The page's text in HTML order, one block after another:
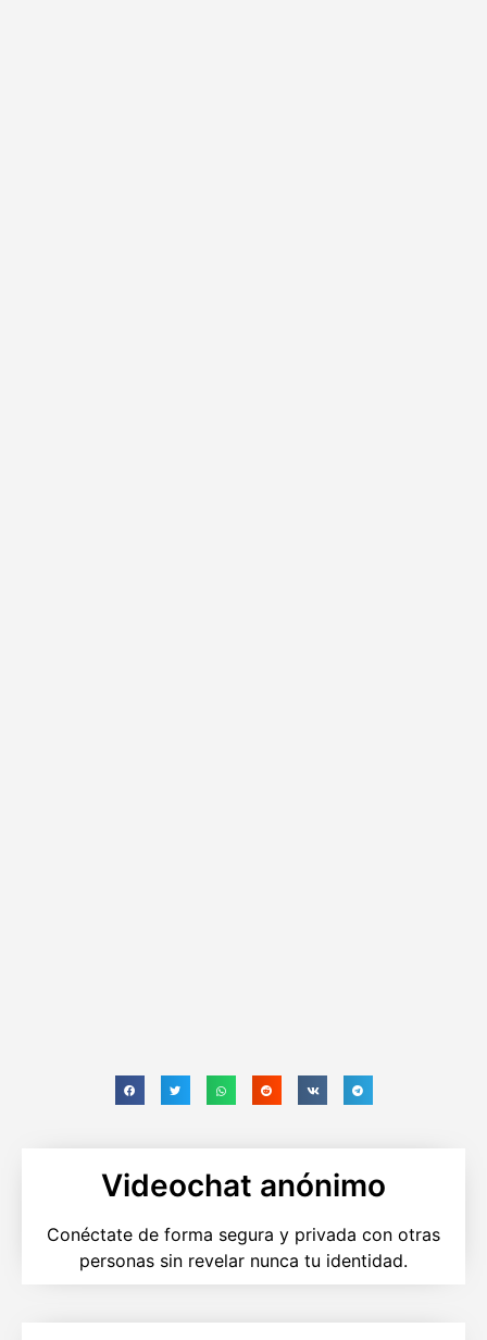
Videochat anónimo
Conéctate de forma segura y privada con otras
personas sin revelar nunca tu identidad.